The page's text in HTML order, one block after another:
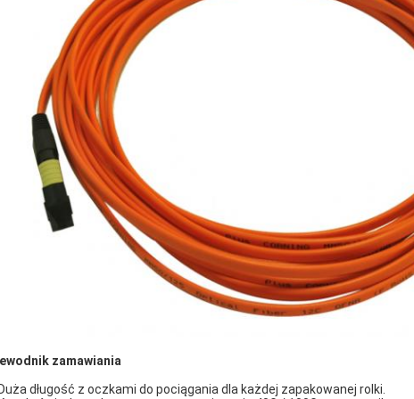
zamawiania
długość z oczkami do pociągania dla każdej zapakowanej rolki.